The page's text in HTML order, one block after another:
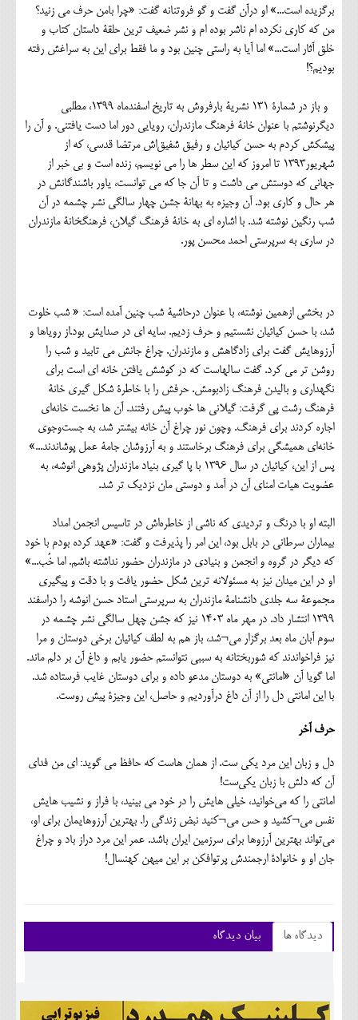
برگزیده است...» او درآن گفت و گو فروتنانه گفت: «چرا بامن حرف می زنید؟
من که کاری نکرده ام ناشر بوده ام و نشر ضعیف ترین حلقۀ داستان کتاب و
خلق آثار است...» اما آیا به راستی چنین بود و ما فقط برای این به سراغش رفته
بودیم؟!
و باز در شمارۀ ۱۳۱ نشریۀ بارفروش به تاریخ اسفندماه ۱۳۹۹، مطلبی
دیگرنوشتم با عنوان خانۀ فرهنگ مازندران، رویایی دور اما دست یافتنی. و آن را
پیشکش کردم به حسن کیائیان و رفیق شفیق‌اش مرتضا قدسی، که از
شهریور۱۳۹۳ تا امروز که این سطر ها را می نویسم، زنده است و بی خبر از
جهانی که دوستش می داشت و تا آن جا که می توانست، یاور باشندگانش در
هر حال و کاری بود. آن وجیزه به بهانۀ جشن چهار سالگی نشر چشمه در آن
شب رنگین نوشته شد. با اشاره ای به خانۀ فرهنگ گیلان، فرهنگخانۀ مازندران
در ساری به سرپرستی احمد محسن پور.
در بخشی ازهمین نوشته، با عنوان درحاشیۀ شب چنین آمده است: « شب خلوت
شد، با حسن کیائیان نشستیم و حرف زدیم. سایه ای در صدایش بود.از رویاها و
آرزوهایش گفت برای زادگاهش و مازندران. چراغ جانش می تابید و شب را
روشن تر می کرد. گفت سالهاست که در کوشش یافتن خانه ای است برای
نگهداری و بالیدن فرهنگ زادبومش. حرفش را با خاطرۀ شکل گیری خانۀ
فرهنگ رشت پی گرفت: گیلانی ها خوب پیش رفتند. آن ها نخست خانه‌ای
اجاره کردند برای فرهنگ. وچون نور چراغ آن خانه بیشتر شد، به جست‌وجوی
خانه‌ای همیشگی برای فرهنگ برخاستند و به آرزوشان جامۀ عمل پوشاندند...»
پس از این، کیائیان در سال 1396 با پا گیری بنیاد مازندران پژوهی انوشه، به
عضویت هیات امنای آن در آمد و دوستی مان نزدیک تر شد.
البته او با درنگ و تردیدی که ناشی از خاطره‌اش در تاسیس انجمن امداد
بیماران سرطانی در بابل بود، این امر را پذیرفت و گفت: «عهد کرده بودم با خود
که دیگر در گروه و انجمن و بنیادی در مازندران حضور نداشته باشم. اما خُب...»
او در این میدان نیز به مسئولانه ترین شکل حضور یافت و با دقت و پیگیری
مجموعۀ سه جلدی دانشنامۀ مازندران به سرپرستی استاد حسن انوشه را دراسفند
1399 انتشار داد. در مهر ماه 1403 نیز که جشن چهل سالگی نشر چشمه در
سوم آبان ماه بعد برگزار می¬شد، باز هم به لطف کیائیان برخی دوستان و مرا
نیز فراخواندند که شوربختانه به سببی نتوانستم حضور یابم و داغ آن بر دلم ماند.
اما گویا آن «امانتی» به دوستان مدعو داده و برای دوستان غایب فرستاده شد.
با این امانتی دل را از آن داغ درآوردیم و حاصل، این وجیزۀ پیش روست.
حرف آخر
دل و زبان این مرد یکی ست. از همان هاست که حافظ می گوید: ای من فدای
آن که دلش با زبان یکی‌ست!
امانتی را که می‌خوانید، خیلی هایش را در خود می بینید، با فراز و نشیب هایش
نفس می¬کشید و حس می¬کنید نبض زندگی را. بهترین آرزوهایمان برای او،
می‌تواند بهترین آرزوها برای سرزمین ایران باشد. عمر این مرد دراز باد و چراغ
جان او و خانوادۀ ارجمندش پرتوافکن بر این میهن کهنسال!
دیدگاه ها بیان دیدگاه